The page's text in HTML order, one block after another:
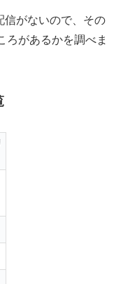
信がないので、その
ろがあるかを調べま